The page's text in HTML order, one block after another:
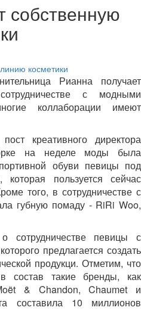
собственную
Рианна получает
с модными
коллаборации имеют
креативного директора
на неделе моды была
обуви певицы под
пользуется сейчас
того, в сотрудничестве с
губную помаду - RiRi Woo,
сотрудничестве певицы с
предлагается создать
продукци. Отметим, что
состав такие бренды, как
& Chandon, Chaumet и
составила 10 миллионов